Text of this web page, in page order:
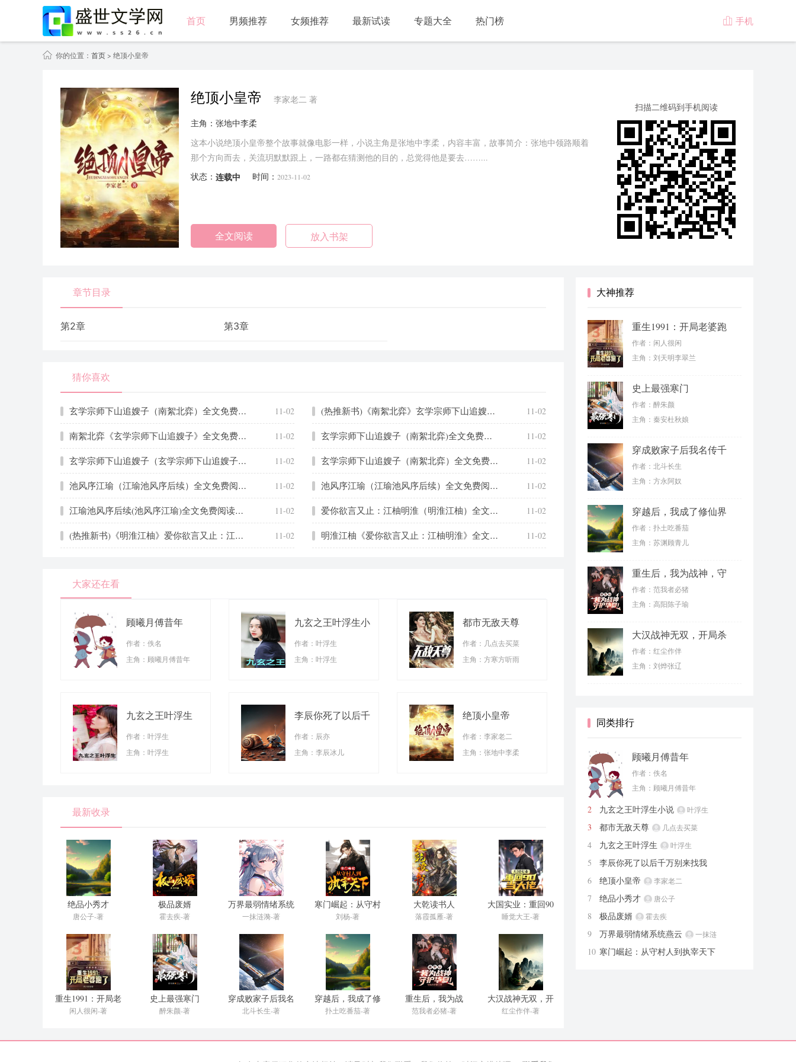
首页 男频推荐 女频推荐 最新试读 专题大全 热门榜  手机
你的位置： 首页> 绝顶小皇帝
绝顶小皇帝 李家老二 著
主角：张地中李柔
这本小说绝顶小皇帝整个故事就像电影一样，小说主角是张地中李柔，内容丰富，故事简介：张地中领路顺着
那个方向而去，关流玥默默跟上，一路都在猜测他的目的，总觉得他是要去……...
状态： 连载中 时间： 2023-11-02
全文阅读 放入书架
扫描二维码到手机阅读
章节目录
第2章 第3章
猜你喜欢
玄学宗师下山追嫂子（南絮北弈）全文免费阅读无弹窗大结局_（南絮北弈）玄学宗师下山追嫂子最新章节列表_笔趣阁（南絮北弈） 11-02 (热推新书)《南絮北弈》玄学宗师下山追嫂子_抖音热推玄学宗师下山追嫂子无弹窗阅读 11-02
南絮北弈《玄学宗师下山追嫂子》全文免费阅读无弹窗大结局_(南絮北弈) 11-02 玄学宗师下山追嫂子（南絮北弈)全文免费阅读无弹窗大结局_玄学宗师下山追嫂子免费阅读_笔趣阁（南絮北弈） 11-02
玄学宗师下山追嫂子（玄学宗师下山追嫂子全集小说已完结完整大结局）全文阅读笔趣阁 11-02 玄学宗师下山追嫂子（南絮北弈）全文免费阅读无弹窗大结局_（南絮北弈）南絮北弈最新章节列表笔趣阁（南絮北弈） 11-02
池风序江瑜（江瑜池风序后续）全文免费阅读无弹窗大结局_(池风序江瑜)江瑜池风序后续无弹窗最新章节列表_笔趣阁（池风序江瑜） 11-02 池风序江瑜（江瑜池风序后续）全文免费阅读无弹窗大结局_（江瑜池风序后续）池风序江瑜最新章节列表_笔趣阁（池风序江瑜） 11-02
江瑜池风序后续(池风序江瑜)全文免费阅读无弹窗大结局_(池风序江瑜)江瑜池风序后续无弹窗最新章节列表_笔趣阁(池风序江瑜) 11-02 爱你欲言又止：江柚明淮（明淮江柚）全文免费阅读无弹窗大结局_（明淮江柚）爱你欲言又止：江柚明淮最新章节列表_笔趣阁（明淮江柚） 11-02
(热推新书)《明淮江柚》爱你欲言又止：江柚明淮_抖音热推爱你欲言又止：江柚明淮无弹窗阅读 11-02 明淮江柚《爱你欲言又止：江柚明淮》全文免费阅读无弹窗大结局_(明淮江柚) 11-02
大家还在看
顾曦月傅昔年
作者：佚名
主角：顾曦月傅昔年
九玄之王叶浮生小
作者：叶浮生
主角：叶浮生
都市无敌天尊
作者：几点去买菜
主角：方寒方听雨
九玄之王叶浮生
作者：叶浮生
主角：叶浮生
李辰你死了以后千
作者：辰亦
主角：李辰冰儿
绝顶小皇帝
作者：李家老二
主角：张地中李柔
最新收录
绝品小秀才
唐公子-著
极品废婿
霍去疾-著
万界最弱情绪系统
燕云
一抹涟漪-著
寒门崛起：从守村
人到执宰天下
刘杨-著
大乾读书人
落霞孤雁-著
大国实业：重回90
当大佬
睡觉大王-著
重生1991：开局老
婆跑了
闲人很闲-著
史上最强寒门
醉朱颜-著
穿成败家子后我名
传千古
北斗长生-著
穿越后，我成了修
仙界第一师傅
扑土吃番茄-著
重生后，我为战
神，守护华夏！
范我者必猪-著
大汉战神无双，开
局杀敌如切菜
红尘作伴-著
大神推荐
重生1991：开局老婆跑
了
作者：闲人很闲
主角：刘天明李翠兰
史上最强寒门
作者：醉朱颜
主角：秦安杜秋娘
穿成败家子后我名传千
古
作者：北斗长生
主角：方永阿奴
穿越后，我成了修仙界
第一师傅
作者：扑土吃番茄
主角：苏渊顾青儿
重生后，我为战神，守
护华夏！
作者：范我者必猪
主角：高阳陈子瑜
大汉战神无双，开局杀
敌如切菜
作者：红尘作伴
主角：刘烨张辽
同类排行
顾曦月傅昔年
作者：佚名
主角：顾曦月傅昔年
2 九玄之王叶浮生小说 叶浮生
3 都市无敌天尊 几点去买菜
4 九玄之王叶浮生 叶浮生
5 李辰你死了以后千万别来找我
辰亦
6 绝顶小皇帝 李家老二
7 绝品小秀才 唐公子
8 极品废婿 霍去疾
9 万界最弱情绪系统燕云
一抹涟
漪
10 寒门崛起：从守村人到执宰天下